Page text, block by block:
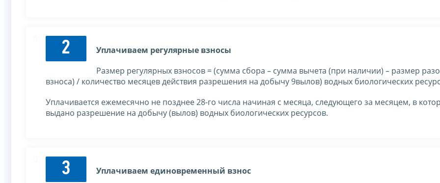
2
Уплачиваем регулярные взносы
Размер регулярных взносов = (сумма сбора – сумма вычета (при наличии) – размер
взноса) / количество месяцев действия разрешения на добычу 9вылов) водных биологических
Уплачивается ежемесячно не позднее 28-го числа начиная с месяца, следующего за месяцем, в
выдано разрешение на добычу (вылов) водных биологических ресурсов.
3 Уплачиваем единовременный взнос